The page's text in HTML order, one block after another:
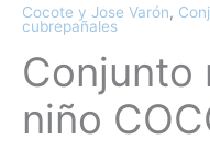
Cocote y Jose Varón,
cubrepañales
Conjunto
niño